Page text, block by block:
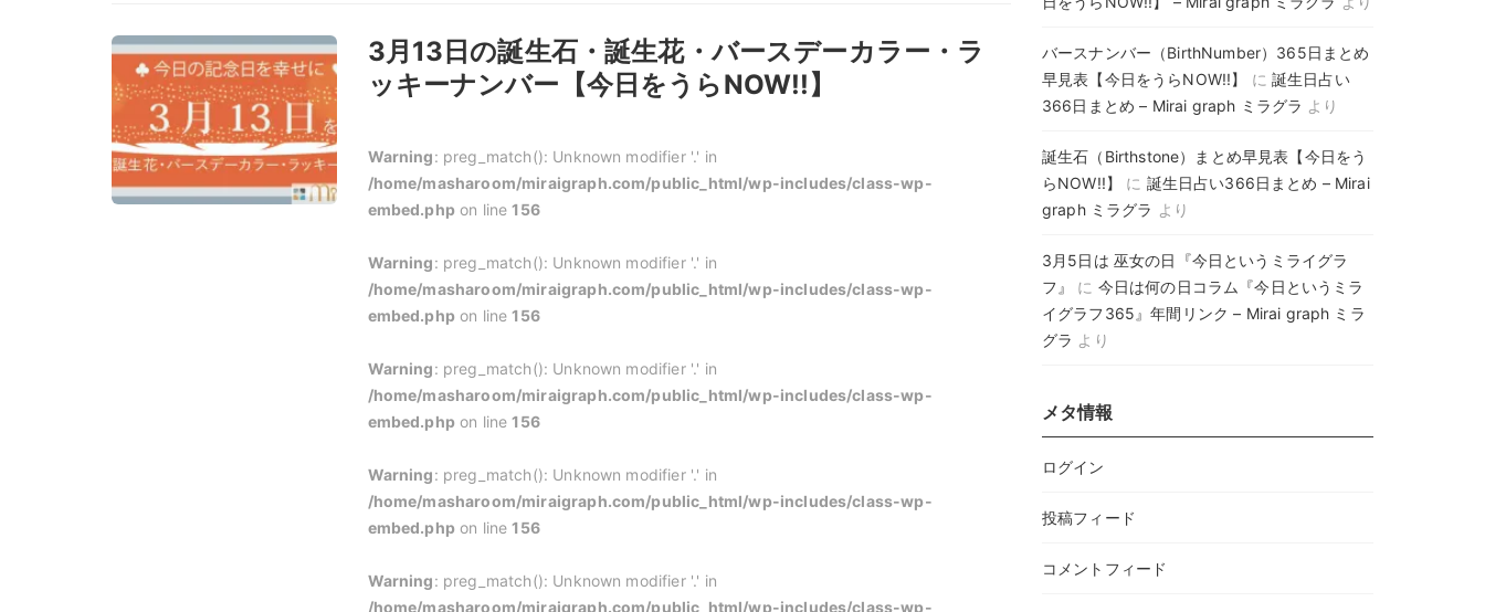
3月13日の誕生石・誕生花・バースデーカラー・ラ
ッキーナンバー【今日をうらNOW!!】
Warning: preg_match(): Unknown modifier '.' in
/home/masharoom/miraigraph.com/public_html/wp-includes/class-wp-
embed.phpon line156
Warning: preg_match(): Unknown modifier '.' in
/home/masharoom/miraigraph.com/public_html/wp-includes/class-wp-
embed.phpon line156
Warning: preg_match(): Unknown modifier '.' in
/home/masharoom/miraigraph.com/public_html/wp-includes/class-wp-
embed.phpon line156
Warning: preg_match(): Unknown modifier '.' in
/home/masharoom/miraigraph.com/public_html/wp-includes/class-wp-
embed.phpon line156
Warning: preg_match(): Unknown modifier '.' in
/home/masharoom/miraigraph.com/public_html/wp-includes/class-wp-
バースナンバー（BirthNumber）365日まとめ
早見表【今日をうらNOW!!】
に 誕生日占い
366日まとめ – Mirai graph ミラグラ より
誕生石（Birthstone）まとめ早見表【今日をう
らNOW!!】
に 誕生日占い366日まとめ – Mirai
graph ミラグラ より
3月5日は 巫女の日『今日というミライグラ
フ』
に 今日は何の日コラム『今日というミラ
イグラフ365』年間リンク – Mirai graph ミラ
グラ より
メタ情報
ログイン
投稿フィード
コメントフィード